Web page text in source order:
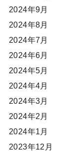
2024年9月
2024年8月
2024年7月
2024年6月
2024年5月
2024年4月
2024年3月
2024年2月
2024年1月
2023年12月